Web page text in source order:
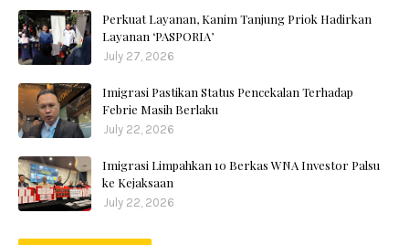
Perkuat Layanan, Kanim Tanjung Priok Hadirkan
Layanan ‘PASPORIA’
July 27, 2026
Imigrasi Pastikan Status Pencekalan Terhadap
Febrie Masih Berlaku
July 22, 2026
Imigrasi Limpahkan 10 Berkas WNA Investor Palsu
ke Kejaksaan
July 22, 2026